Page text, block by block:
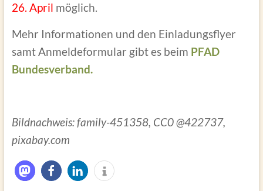
26. April möglich.
Mehr Informationen und den Einladungsflyer
samt Anmeldeformular gibt es beim PFAD
Bundesverband.
Bildnachweis: family-451358, CC0 @422737,
pixabay.com